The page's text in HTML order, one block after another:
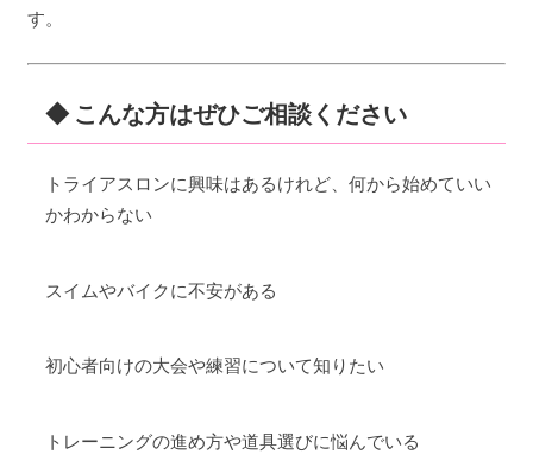
す。
◆ こんな方はぜひご相談ください
トライアスロンに興味はあるけれど、何から始めていい
かわからない
スイムやバイクに不安がある
初心者向けの大会や練習について知りたい
トレーニングの進め方や道具選びに悩んでいる